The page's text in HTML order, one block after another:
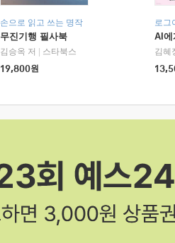
손으로 읽고 쓰는 명작
무진기행 필사북
김승옥 저
스타북스
19,800원
로그
AI에
김혜